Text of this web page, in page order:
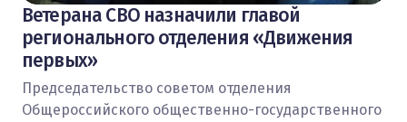
Ветерана СВО назначили главой
регионального отделения «Движения
первых»
Председательство советом отделения
Общероссийского общественно-государственного